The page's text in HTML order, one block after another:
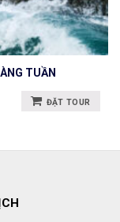
TUẦN
ĐẶT TOUR